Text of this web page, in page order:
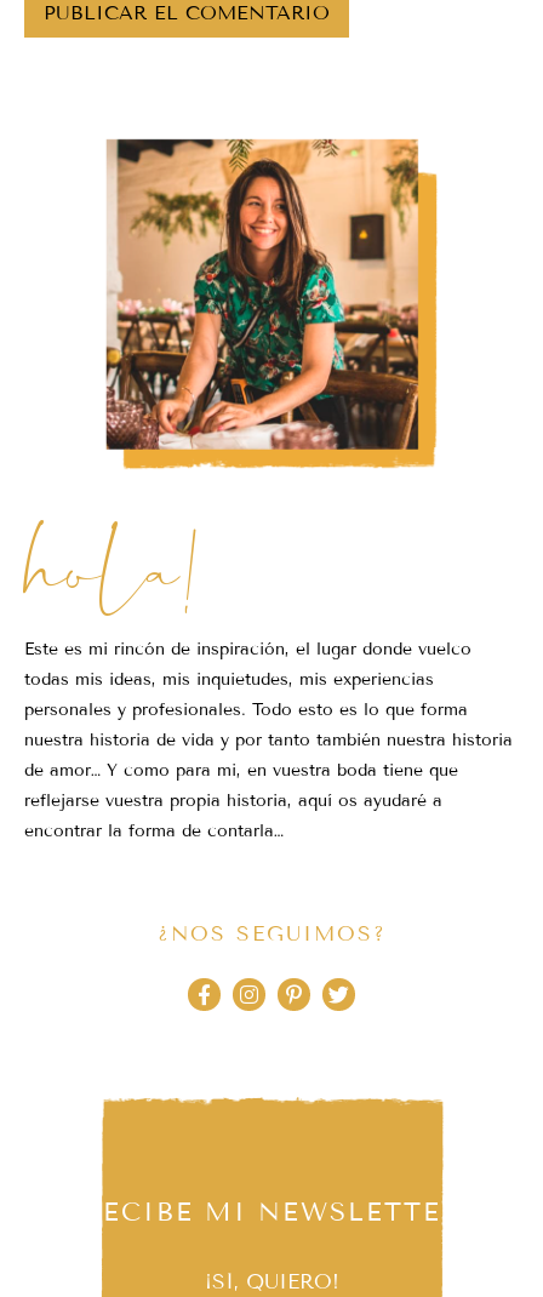
hola!
Este es mi rincón de inspiración, el lugar donde vuelco
todas mis ideas, mis inquietudes, mis experiencias
personales y profesionales. Todo esto es lo que forma
nuestra historia de vida y por tanto también nuestra historia
de amor… Y como para mi, en vuestra boda tiene que
reflejarse vuestra propia historia, aquí os ayudaré a
encontrar la forma de contarla…
¿NOS SEGUIMOS?
RECIBE MI NEWSLETTER
¡SÍ, QUIERO!